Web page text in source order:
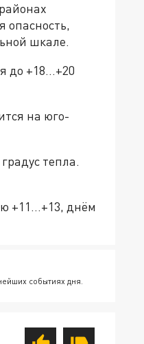
опасность,
шкале.
до +18…+20
на юго-
тепла.
+11…+13, днём
событиях дня.